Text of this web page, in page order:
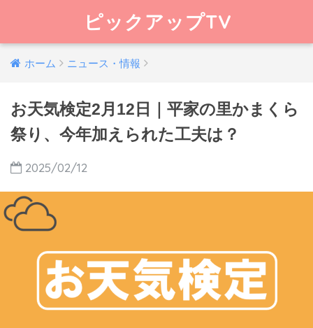
ピックアップTV
ホーム ニュース・情報
お天気検定2月12日｜平家の里かまくら
祭り、今年加えられた工夫は？
2025/02/12